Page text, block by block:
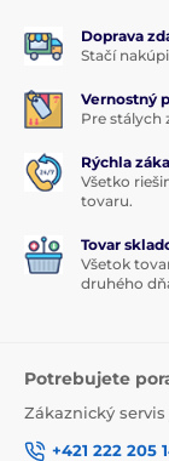
Doprava
Stačí
Vernostný
Pre stálych
Rýchla
Všetko
tovaru.
Tovar
Všetok
druhého
Potrebujete
Zákaznický
+421 222 205